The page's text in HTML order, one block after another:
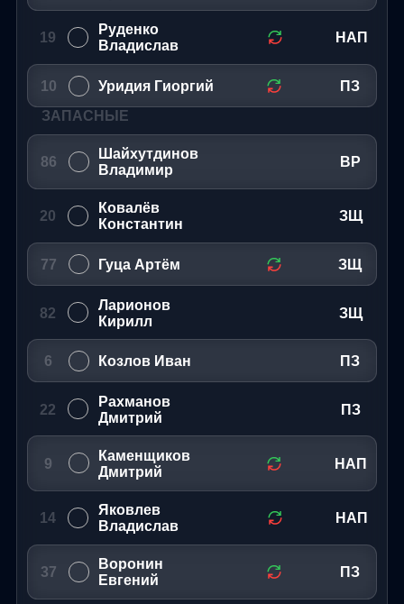
19
Руденко
Владислав
НАП
10 Уридия Гиоргий
ПЗ
ЗАПАСНЫЕ
86
Шайхутдинов
Владимир
ВР
20
Ковалёв
Константин
ЗЩ
77 Гуца Артём ЗЩ
82
Ларионов
Кирилл
ЗЩ
6 Козлов Иван ПЗ
22
Рахманов
Дмитрий
ПЗ
9
Каменщиков
Дмитрий
НАП
14
Яковлев
Владислав
НАП
37
Воронин
Евгений
ПЗ